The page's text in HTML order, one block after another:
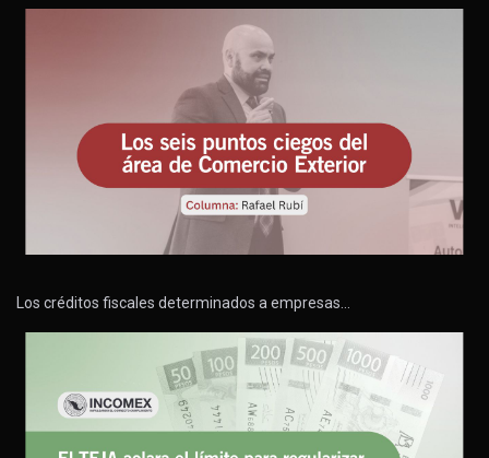
Los créditos fiscales determinados a empresas…